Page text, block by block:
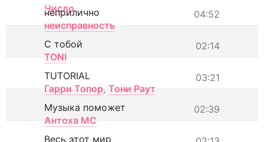
Число
04:52
неприлично
неисправность
02:14
С тобой
TONI
03:21
TUTORIAL
Гарри Топор, Тони Раут
02:39
Музыка поможет
Антоха МС
Весь этот мир